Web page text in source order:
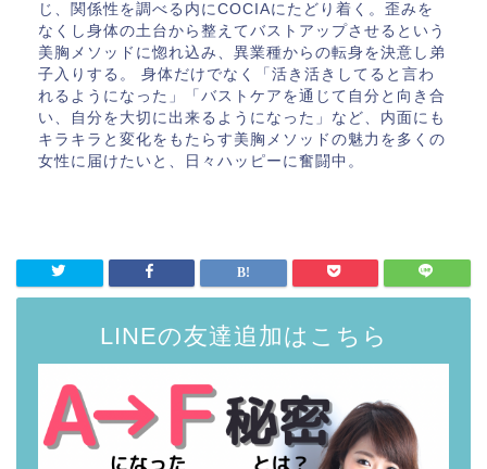
じ、関係性を調べる内にCOCIAにたどり着く。歪みを
なくし身体の土台から整えてバストアップさせるという
美胸メソッドに惚れ込み、異業種からの転身を決意し弟
子入りする。 身体だけでなく「活き活きしてると言わ
れるようになった」「バストケアを通じて自分と向き合
い、自分を大切に出来るようになった」など、内面にも
キラキラと変化をもたらす美胸メソッドの魅力を多くの
女性に届けたいと、日々ハッピーに奮闘中。
LINEの友達追加はこちら